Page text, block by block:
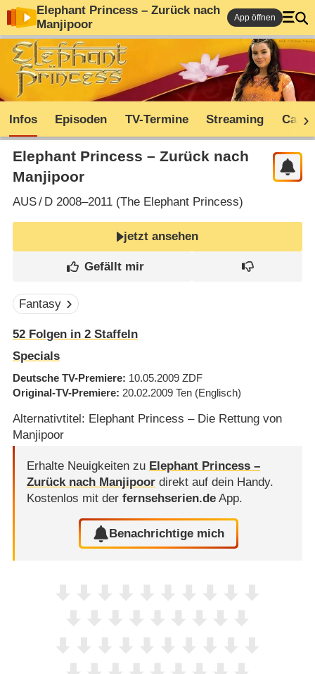
Elephant Princess – Zurück nach
Manjipoor
App öffnen
Infos Episoden TV-Termine Streaming Cast
Elephant Princess – Zurück nach
Manjipoor
AUS/ D2008–2011 (The Elephant Princess)
jetzt ansehen
Fantasy
52Folgen in 2Staffeln
Specials
Deutsche TV-Premiere 10.05.2009 ZDF
Original-TV-Premiere 20.02.2009 Ten (Englisch)
Alternativtitel: Elephant Princess – Die Rettung von
Manjipoor
Erhalte Neuigkeiten zu Elephant Princess –
Zurück nach Manjipoordirekt auf dein Handy.
Kostenlos mit der fernsehserien.deApp.
Benachrichtige mich